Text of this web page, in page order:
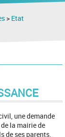
> Etat
une demande
la mairie de
de ses parents.